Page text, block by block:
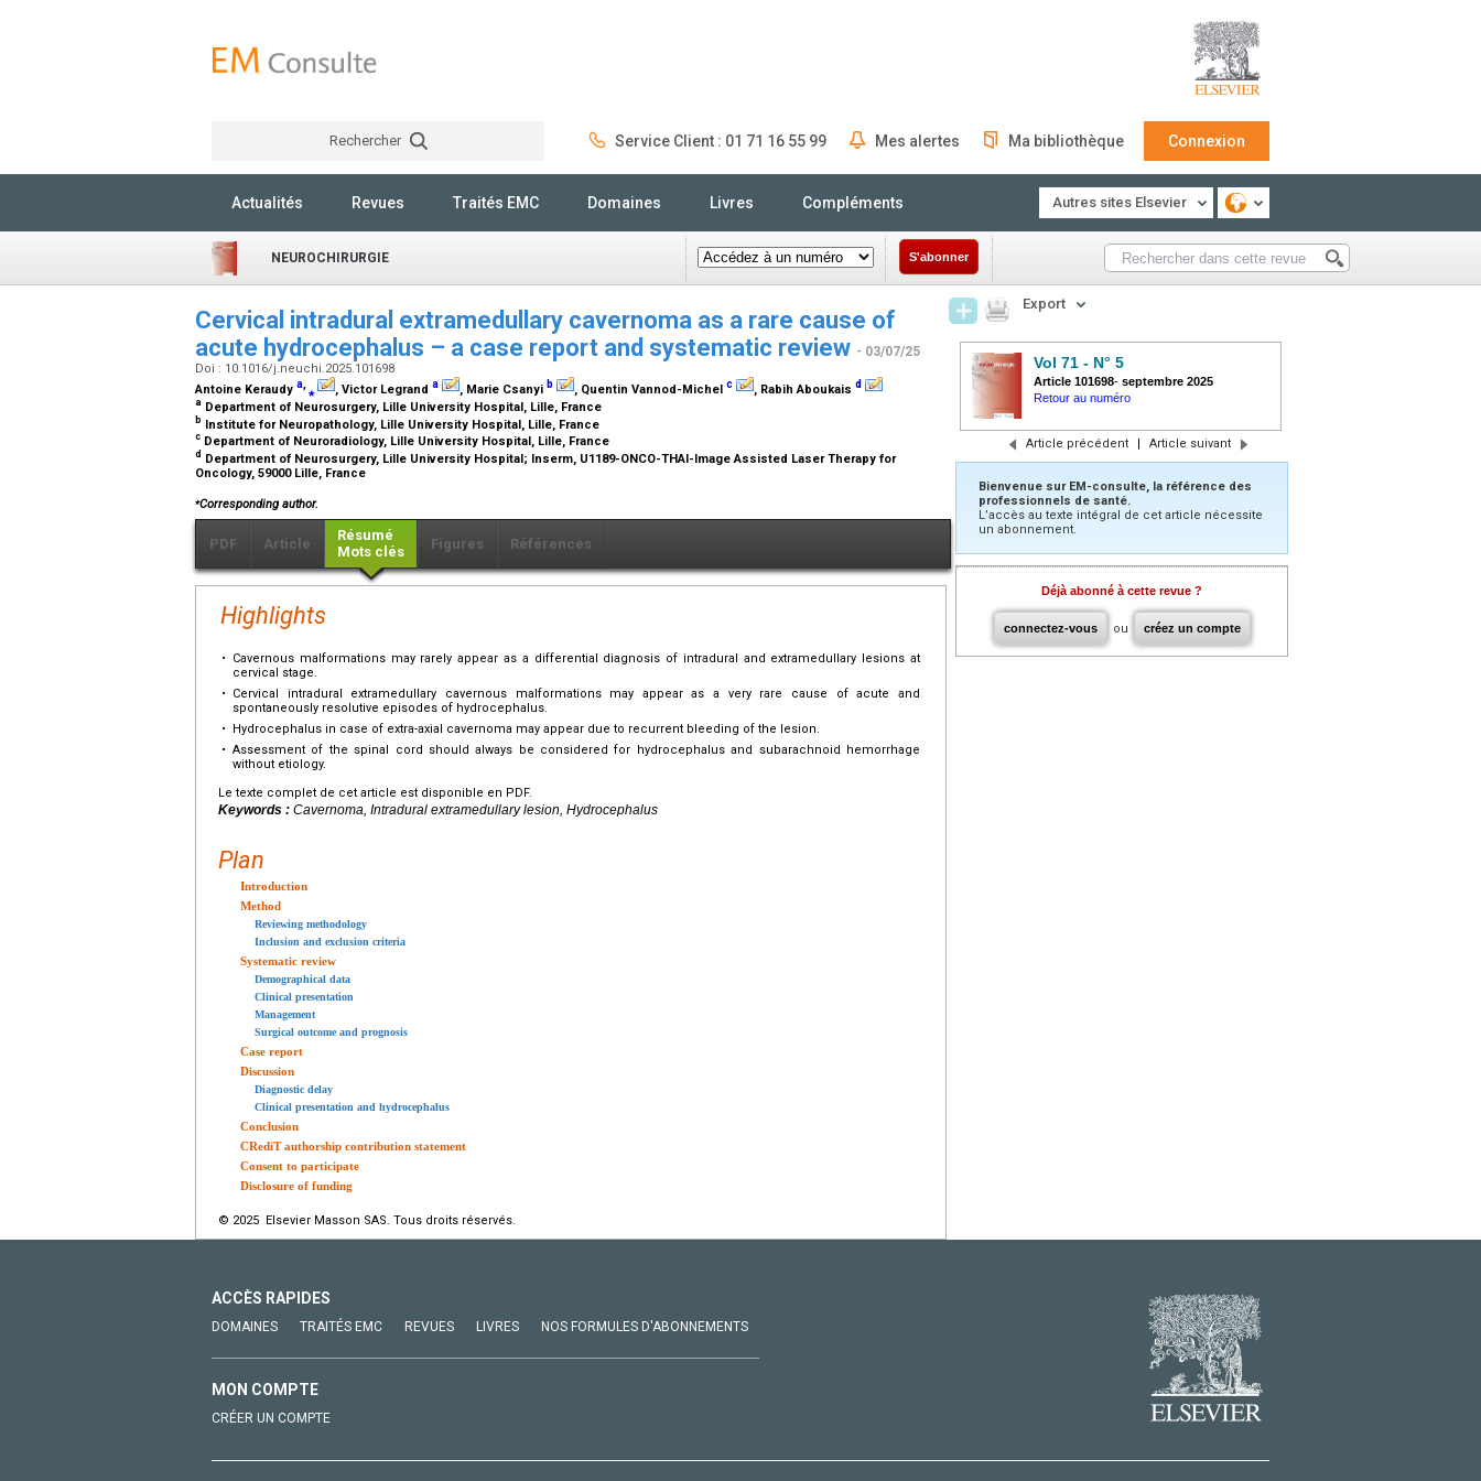
Rechercher Service Client : 01 71 16 55 99 Mes alertes Ma bibliothèque Connexion
Actualités Revues Traités EMC Domaines Livres Compléments Autres sites Elsevier
NEUROCHIRURGIE S'abonner
Cervical intradural extramedullary cavernoma as a rare cause of
acute hydrocephalus – a case report and systematic review - 03/07/25
Doi : 10.1016/j.neuchi.2025.101698
Antoine Keraudy a,⁎ , Victor Legrand a , Marie Csanyi b , Quentin Vannod-Michel c , Rabih Aboukais d
a Department of Neurosurgery, Lille University Hospital, Lille, France
b Institute for Neuropathology, Lille University Hospital, Lille, France
c Department of Neuroradiology, Lille University Hospital, Lille, France
d Department of Neurosurgery, Lille University Hospital; Inserm, U1189-ONCO-THAI-Image Assisted Laser Therapy for
Oncology, 59000 Lille, France
⁎Corresponding author.
PDF Article
Résumé
Mots clés
Figures Références
Highlights
•
Cavernous malformations may rarely appear as a differential diagnosis of intradural and extramedullary lesions at
cervical stage.
•
Cervical intradural extramedullary cavernous malformations may appear as a very rare cause of acute and
spontaneously resolutive episodes of hydrocephalus.
•
Hydrocephalus in case of extra-axial cavernoma may appear due to recurrent bleeding of the lesion.
• Assessment of the spinal cord should always be considered for hydrocephalus and subarachnoid hemorrhage
without etiology.
Le texte complet de cet article est disponible en PDF.
Keywords : Cavernoma, Intradural extramedullary lesion, Hydrocephalus
Plan
Introduction
Method
Reviewing methodology
Inclusion and exclusion criteria
Systematic review
Demographical data
Clinical presentation
Management
Surgical outcome and prognosis
Case report
Discussion
Diagnostic delay
Clinical presentation and hydrocephalus
Conclusion
CRediT authorship contribution statement
Consent to participate
Disclosure of funding
© 2025 Elsevier Masson SAS. Tous droits réservés.
Export
Vol 71 - N° 5
Article 101698- septembre 2025
Retour au numéro
Article précédent | Article suivant
Bienvenue sur EM-consulte, la référence des
professionnels de santé.
L’accès au texte intégral de cet article nécessite
un abonnement.
Déjà abonné à cette revue ?
connectez-vous ou créez un compte
ACCÈS RAPIDES
DOMAINES TRAITÉS EMC REVUES LIVRES NOS FORMULES D'ABONNEMENTS
MON COMPTE
CRÉER UN COMPTE